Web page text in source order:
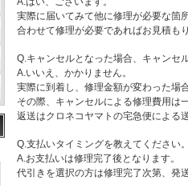
実際に届いてみて他に修理が必要な箇
合わせて修理が必要であればお見積も
Q.キャンセルとなった場合、キャンセ
A.いいえ、かかりません。
実際に到着し、修理金額が変わった場
その際、キャンセルによる修理費用は
返送はクロネコヤマトの宅急便による
Q.支払いタイミングを教えてください
A.お支払いは修理完了後となります。
代引きを選択の方は修理完了次第、発